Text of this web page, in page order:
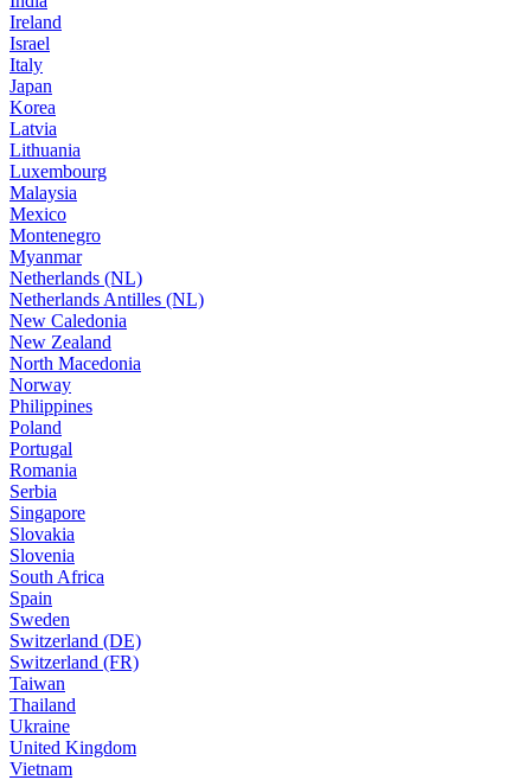
Ireland
Israel
Italy
Japan
Korea
Latvia
Lithuania
Luxembourg
Malaysia
Mexico
Montenegro
Myanmar
Netherlands (NL)
Netherlands Antilles (NL)
New Caledonia
New Zealand
North Macedonia
Norway
Philippines
Poland
Portugal
Romania
Serbia
Singapore
Slovakia
Slovenia
South Africa
Spain
Sweden
Switzerland (DE)
Switzerland (FR)
Taiwan
Thailand
Ukraine
United Kingdom
Vietnam